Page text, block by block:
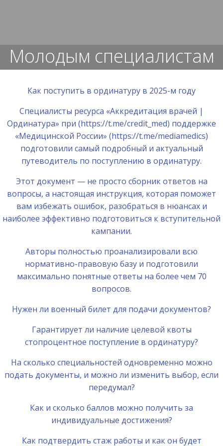
Молодым специалистам
Как поступить в ординатуру в 2025-м году
Специалисты ресурса «Аккредитация врачей |
Ординатура» при (https://t.me/credit_med) поддержке
«Медицинской России» (https://t.me/mediamedics)
подготовили самый подробный и актуальный
путеводитель по поступлению в ординатуру.
Этот документ — не просто сборник ответов на
вопросы, а настоящая инструкция, которая поможет
вам избежать ошибок, разобраться в нюансах и
наиболее эффективно подготовиться к вступительной
кампании.
Авторы полностью проанализировали всю
нормативно-правовую базу и подготовили
максимально понятные ответы на более чем 70
вопросов.
Нужен ли военный билет для подачи документов?
Гарантирует ли наличие целевой квоты
стопроцентное поступление в ординатуру?
На сколько специальностей одновременно можно
подать документы, и можно ли изменить выбор, если
передумал?
Как и сколько баллов можно получить за
индивидуальные достижения?
Как подтвердить стаж работы и как он будет